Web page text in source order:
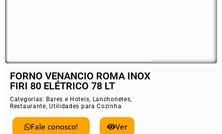
FORNO VENANCIO ROMA INOX
FIRI 80 ELÉTRICO 78 LT
Categorias: Bares e Hoteis, Lanchonetes,
Restaurante,Utilidades para Cozinha
Fale conosco! Ver